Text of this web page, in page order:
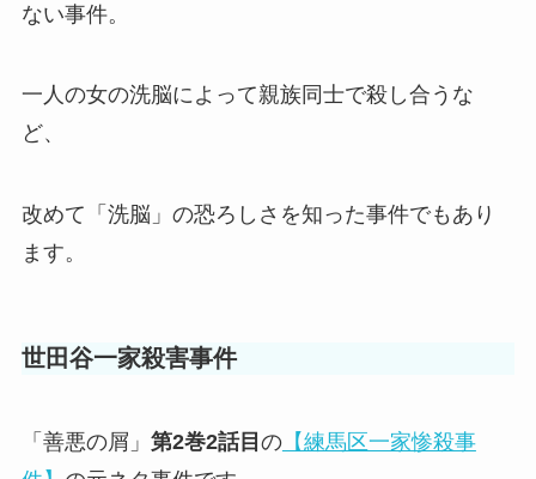
ない事件。
一人の女の洗脳によって親族同士で殺し合うな
ど、
改めて「洗脳」の恐ろしさを知った事件でもあり
ます。
世田谷一家殺害事件
「善悪の屑」 第2巻2話目 の【練馬区一家惨殺事